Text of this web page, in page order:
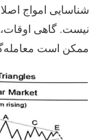
شناسایی امواج
نیست. گاهی
ممکن است